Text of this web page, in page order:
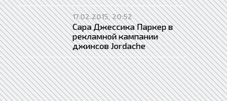
17.02.2015, 20:52
Сара Джессика Паркер в
рекламной кампании
джинсов Jordache